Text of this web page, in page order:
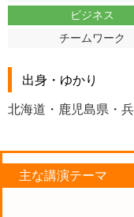
ビジネス
チームワーク
出身・ゆかり
北海道・鹿児島県・
主な講演テーマ